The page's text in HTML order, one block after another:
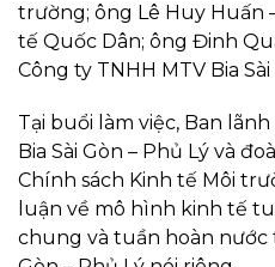
trường; ông Lê Huy Huấn
tế Quốc Dân; ông Đinh
Công ty TNHH MTV Bia
Tại buổi làm việc, Ban
Bia Sài Gòn – Phủ Lý và
Chính sách Kinh tế Môi
luận về mô hình kinh tế
chung và tuần hoàn nước